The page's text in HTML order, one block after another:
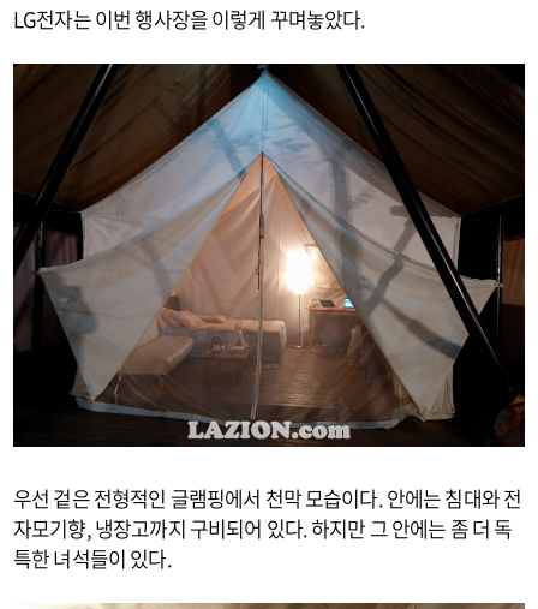
LG전자는 이번 행사장을 이렇게 꾸며놓았다.
우선 겉은 전형적인 글램핑에서 천막 모습이다. 안에는 침대와 전
자모기향, 냉장고까지 구비되어 있다. 하지만 그 안에는 좀 더 독
특한 녀석들이 있다.